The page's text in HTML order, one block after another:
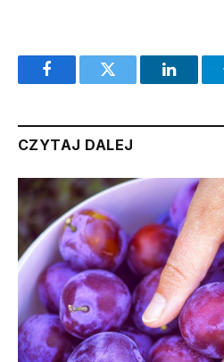
FacebookTwitter
CZYTAJ DALEJ